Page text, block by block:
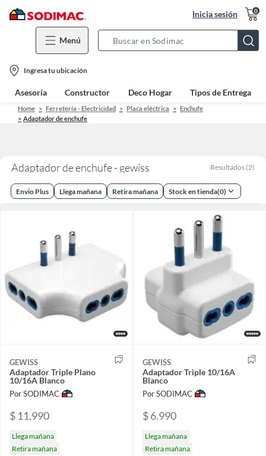
Inicia sesión 0
Menú
Bar
location-
icon
Ingresa tu ubicación
Asesoría Constructor Deco Hogar Tipos de Entrega
Home Ferretería - Electricidad Placa eléctrica
Enchufe
Adaptador de enchufe
Adaptador de enchufe - gewiss Resultados (2)
Envio Plus Llega mañana Retira mañana Stock en tienda(0)
GEWISS
Adaptador Triple Plano
10/16A Blanco
Por SODIMAC
$ 11.990
Llega mañana
Retira mañana
GEWISS
Adaptador Triple 10/16A
Blanco
Por SODIMAC
$ 6.990
Llega mañana
Retira mañana